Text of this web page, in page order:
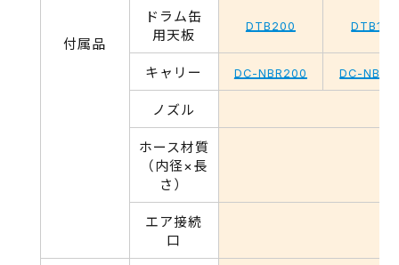
付属品
ドラム缶
用天板
DTB200 DTB100
キャリー DC-NBR200 DC-
ノズル
ホース材質
（内径×長
さ）
エア接続
口